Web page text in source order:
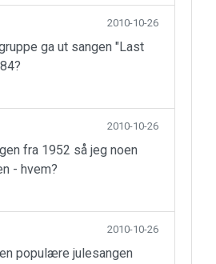
2010-10-26
ga ut sangen "Last
2010-10-26
fra 1952 så jeg noen
- hvem?
2010-10-26
populære julesangen